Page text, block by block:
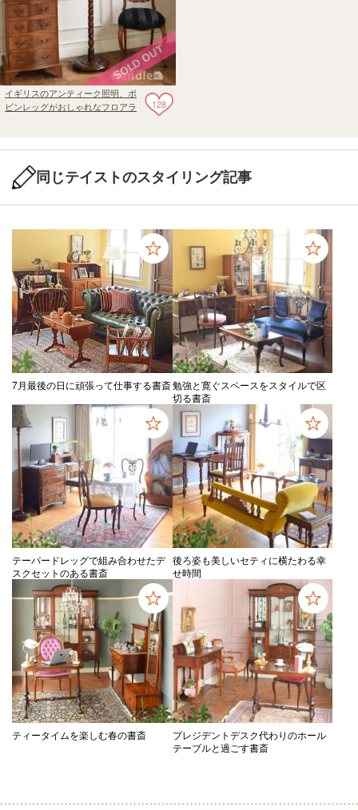
128
イギリスのアンティーク照明、ボ
ビンレッグがおしゃれなフロアラ
同じテイストのスタイリング記事
7月最後の日に頑張って仕事する書斎勉強と寛ぐスペースをスタイルで区
切る書斎
テーパードレッグで組み合わせたデ
スクセットのある書斎
後ろ姿も美しいセティに横たわる幸
せ時間
ティータイムを楽しむ春の書斎
プレジデントデスク代わりのホール
テーブルと過ごす書斎